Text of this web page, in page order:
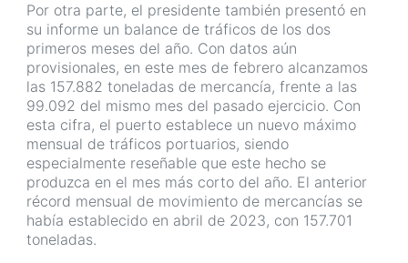
Por otra parte, el presidente también presentó en
su informe un balance de tráficos de los dos
primeros meses del año. Con datos aún
provisionales, en este mes de febrero alcanzamos
las 157.882 toneladas de mercancía, frente a las
99.092 del mismo mes del pasado ejercicio. Con
esta cifra, el puerto establece un nuevo máximo
mensual de tráficos portuarios, siendo
especialmente reseñable que este hecho se
produzca en el mes más corto del año. El anterior
récord mensual de movimiento de mercancías se
había establecido en abril de 2023, con 157.701
toneladas.